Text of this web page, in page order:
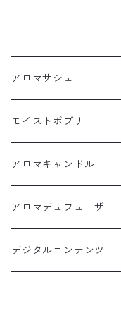
アロマサシェ
モイストポプリ
アロマキャンドル
アロマデュフューザー
デジタルコンテンツ